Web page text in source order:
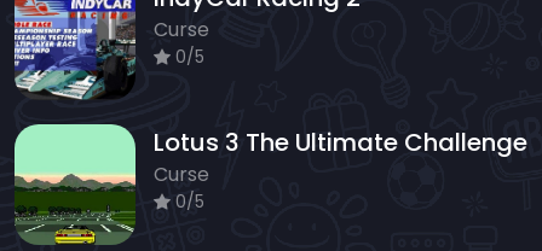
Curse
0/5
Lotus 3 The Ultimate Challenge
Curse
0/5